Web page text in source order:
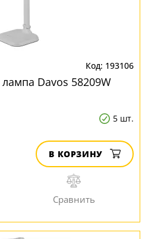
193106
Davos 58209W
5 шт.
В КОРЗИНУ